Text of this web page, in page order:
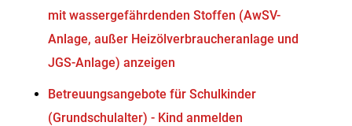
mit wassergefährdenden Stoffen (AwSV-
Anlage, außer Heizölverbraucheranlage und
JGS-Anlage) anzeigen
Betreuungsangebote für Schulkinder
(Grundschulalter) - Kind anmelden